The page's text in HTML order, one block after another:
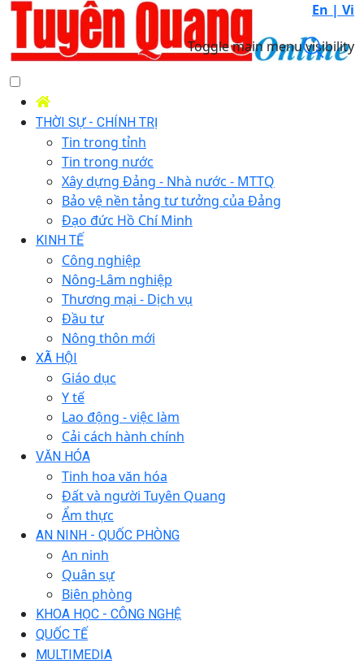
En | Vi
Toggle main menu visibility
THỜI SỰ - CHÍNH TRỊ
Tin trong tỉnh
Tin trong nước
Xây dựng Đảng - Nhà nước - MTTQ
Bảo vệ nền tảng tư tưởng của Đảng
Đạo đức Hồ Chí Minh
KINH TẾ
Công nghiệp
Nông-Lâm nghiệp
Thương mại - Dịch vụ
Đầu tư
Nông thôn mới
XÃ HỘI
Giáo dục
Y tế
Lao động - việc làm
Cải cách hành chính
VĂN HÓA
Tinh hoa văn hóa
Đất và người Tuyên Quang
Ẩm thực
AN NINH - QUỐC PHÒNG
An ninh
Quân sự
Biên phòng
KHOA HỌC - CÔNG NGHỆ
QUỐC TẾ
MULTIMEDIA